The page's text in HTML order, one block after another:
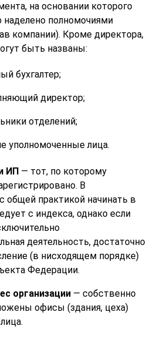
на основании которого
наделено полномочиями
компании). Кроме директора,
быть названы:
бухгалтер;
директор;
отделений;
уполномоченные лица.
ИП — тот, по которому
В
общей практикой начинать в
с индекса, однако если
деятельность, достаточно
(в нисходящем порядке)
Федерации.
организации — собственно
офисы (здания, цеха)